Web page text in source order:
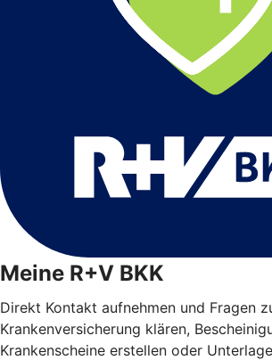
Meine R+V BKK
Direkt Kontakt aufnehmen und Fragen
Krankenversicherung klären,
Krankenscheine erstellen oder